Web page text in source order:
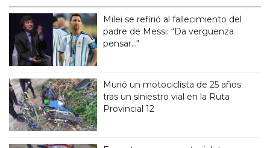
Milei se refirió al fallecimiento del
padre de Messi: “Da vergüenza
pensar..."
Murió un motociclista de 25 años
tras un siniestro vial en la Ruta
Provincial 12